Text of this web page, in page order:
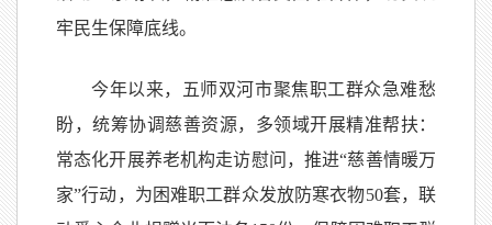
牢民生保障底线。
今年以来，五师双河市聚焦职工群众急难愁
盼，统筹协调慈善资源，多领域开展精准帮扶：
常态化开展养老机构走访慰问，推进“慈善情暖万
家”行动，为困难职工群众发放防寒衣物50套，联